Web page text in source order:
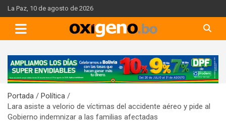
Skip
to
content
La Paz, 10 de agosto de 2026
A
d
e
r
Portada
Política
Lara asiste a velorio de víctimas del accidente aéreo y pide al
Gobierno indemnizar a las familias afectadas